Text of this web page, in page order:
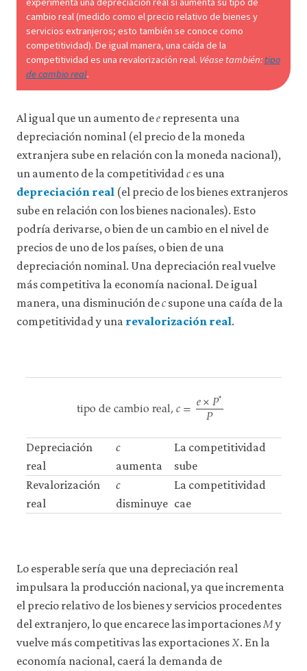
cambio real (medido como el precio relativo de bienes y
servicios extranjeros; esto también se conoce como
competitividad). De igual manera, una caída de la
competitividad es una revalorización real. Véase también: tipo
de cambio real.
Al igual que un aumento de𝑒representa una
depreciación nominal (el precio de la moneda
extranjera sube en relación con la moneda nacional),
un aumento de la competitividad𝑐es una
depreciación real (el precio de los bienes extranjeros
sube en relación con los bienes nacionales). Esto
podría derivarse, o bien de un cambio en el nivel de
precios de uno de los países, o bien de una
depreciación nominal. Una depreciación real vuelve
más competitiva la economía nacional. De igual
manera, una disminución de𝑐supone una caída de la
competitividad y una revalorización real.
tipo de cambio real,𝑐=𝑒×𝑃*
𝑃
P*
Depreciación
real
c
aumenta
La competitividad
sube
Revalorización
real
c
disminuye
La competitividad
cae
Lo esperable sería que una depreciación real
impulsara la producción nacional, ya que incrementa
el precio relativo de los bienes y servicios procedentes
del extranjero, lo que encarece las importaciones𝑀
My
vuelve más competitivas las exportaciones𝑋
X. En la
economía nacional, caerá la demanda de